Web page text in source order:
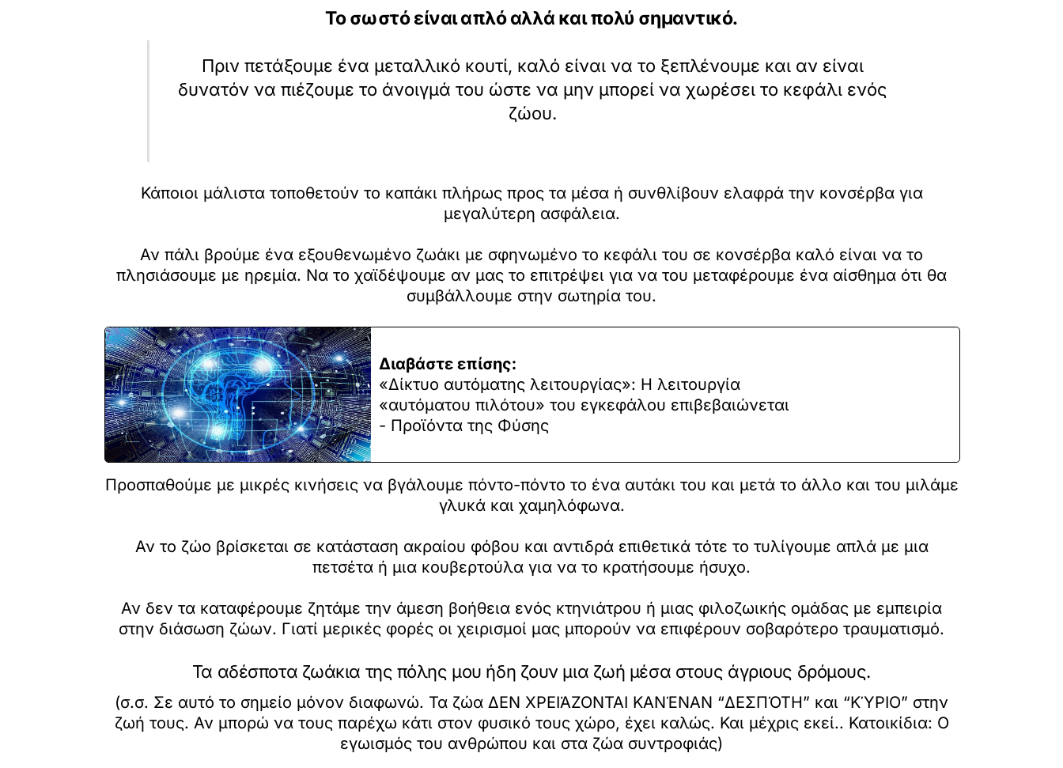
Το σωστό είναι απλό αλλά και πολύ σημαντικό.
Πριν πετάξουμε ένα μεταλλικό κουτί, καλό είναι να το ξεπλένουμε και αν είναι
δυνατόν να πιέζουμε το άνοιγμά του ώστε να μην μπορεί να χωρέσει το κεφάλι ενός
ζώου.
Κάποιοι μάλιστα τοποθετούν το καπάκι πλήρως προς τα μέσα ή συνθλίβουν ελαφρά την κονσέρβα για
μεγαλύτερη ασφάλεια.
Αν πάλι βρούμε ένα εξουθενωμένο ζωάκι με σφηνωμένο το κεφάλι του σε κονσέρβα καλό είναι να το
πλησιάσουμε με ηρεμία. Να το χαϊδέψουμε αν μας το επιτρέψει για να του μεταφέρουμε ένα αίσθημα ότι θα
συμβάλλουμε στην σωτηρία του.
Διαβάστε επίσης:
«Δίκτυο αυτόματης λειτουργίας»: Η λειτουργία
«αυτόματου πιλότου» του εγκεφάλου επιβεβαιώνεται
- Προϊόντα της Φύσης
Προσπαθούμε με μικρές κινήσεις να βγάλουμε πόντο-πόντο το ένα αυτάκι του και μετά το άλλο και του μιλάμε
γλυκά και χαμηλόφωνα.
Αν το ζώο βρίσκεται σε κατάσταση ακραίου φόβου και αντιδρά επιθετικά τότε το τυλίγουμε απλά με μια
πετσέτα ή μια κουβερτούλα για να το κρατήσουμε ήσυχο.
Αν δεν τα καταφέρουμε ζητάμε την άμεση βοήθεια ενός κτηνιάτρου ή μιας φιλοζωικής ομάδας με εμπειρία
στην διάσωση ζώων. Γιατί μερικές φορές οι χειρισμοί μας μπορούν να επιφέρουν σοβαρότερο τραυματισμό.
Τα αδέσποτα ζωάκια της πόλης μου ήδη ζουν μια ζωή μέσα στους άγριους δρόμους.
(σ.σ. Σε αυτό το σημείο μόνον διαφωνώ. Τα ζώα ΔΕΝ ΧΡΕΙΆΖΟΝΤΑΙ ΚΑΝΈΝΑΝ “ΔΕΣΠΌΤΗ” και “ΚΎΡΙΟ” στην
ζωή τους. Αν μπορώ να τους παρέχω κάτι στον φυσικό τους χώρο, έχει καλώς. Και μέχρις εκεί.. Κατοικίδια: Ο
εγωισμός του ανθρώπου και στα ζώα συντροφιάς)